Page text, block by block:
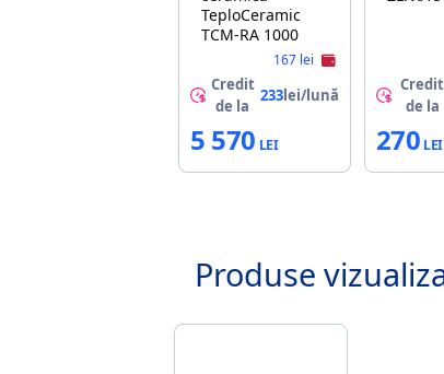
TeploCeramic
TCM-RA 1000
167 lei
Credit
de la
233lei/lună
5 570
Credit
de la
270
Produse